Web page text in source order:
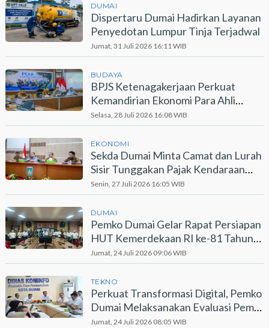
DUMAI
Dispertaru Dumai Hadirkan Layanan
Penyedotan Lumpur Tinja Terjadwal
Jumat, 31 Juli 2026 16:11 WIB
BUDAYA
BPJS Ketenagakerjaan Perkuat
Kemandirian Ekonomi Para Ahli
Waris Lewat Program PEKA
Selasa, 28 Juli 2026 16:08 WIB
EKONOMI
Sekda Dumai Minta Camat dan Lurah
Sisir Tunggakan Pajak Kendaraan
Bermotor
Senin, 27 Juli 2026 16:05 WIB
DUMAI
Pemko Dumai Gelar Rapat Persiapan
HUT Kemerdekaan RI ke-81 Tahun
2026
Jumat, 24 Juli 2026 09:06 WIB
TEKNO
Perkuat Transformasi Digital, Pemko
Dumai Melaksanakan Evaluasi Pemdi
2026
Jumat, 24 Juli 2026 08:05 WIB